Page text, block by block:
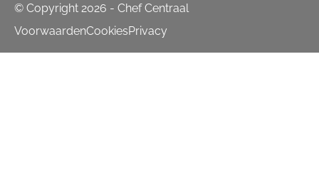
© Copyright 2026 - Chef Centraal
VoorwaardenCookiesPrivacy